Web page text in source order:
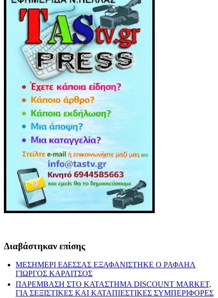
Διαβάστηκαν επίσης
ΜΕΣΗΜΕΡΙ ΕΔΕΣΣΑΣ ΕΞΑΦΑΝΙΣΤΗΚΕ Ο ΡΑΦΑΗΛ
ΓΙΩΡΓΟΣ ΚΑΡΑΙΤΣΟΣ
ΠΑΡΕΜΒΑΣΗ ΣΤΟ ΚΑΤΑΣΤΗΜΑ DISCOUNT MARKET,
ΓΙΑ ΣΕΞΙΣΤΙΚΕΣ ΚΑΙ ΚΑΤΑΠΙΕΣΤΙΚΕΣ ΣΥΜΠΕΡΙΦΟΡΕΣ